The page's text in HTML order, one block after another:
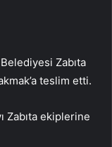
Zabıta
teslim etti.
Zabıta ekiplerine